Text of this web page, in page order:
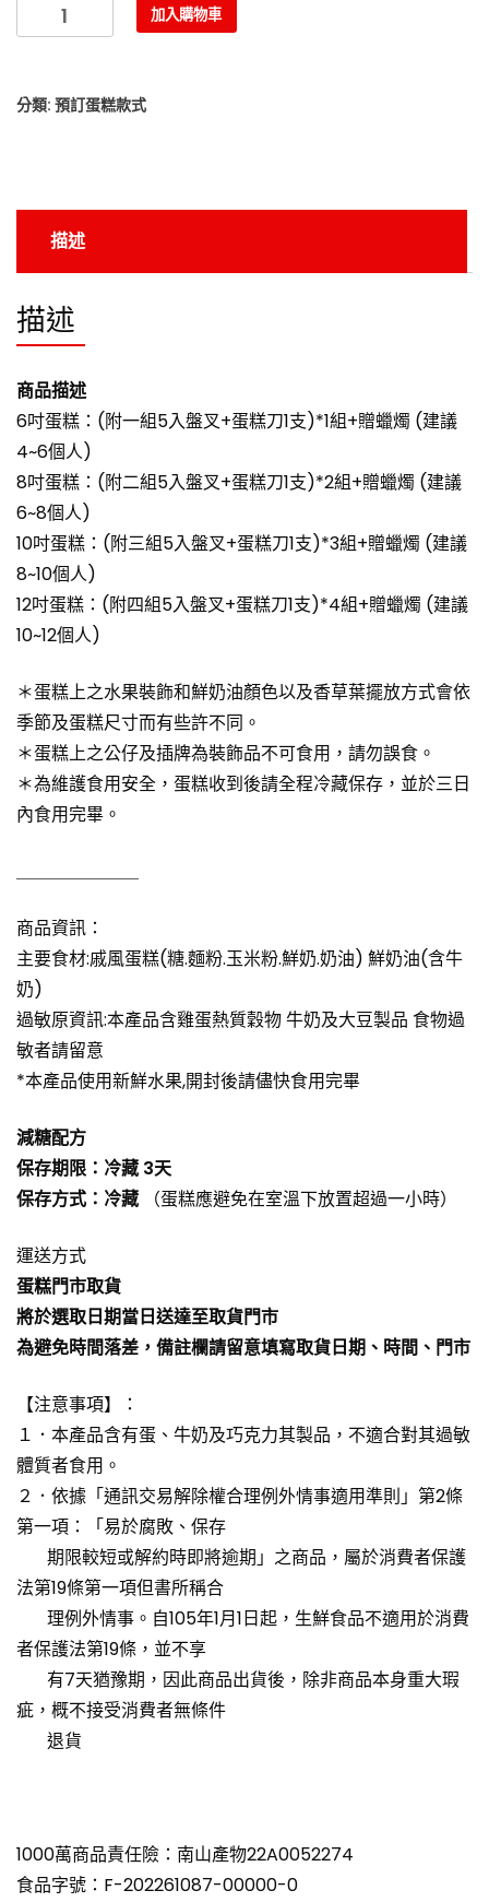
果
數
加入購物車
分類: 預訂蛋糕款式
描述
描述
商品描述
6吋蛋糕：(附一組5入盤叉+蛋糕刀1支)*1組+贈蠟燭 (建議
4~6個人)
8吋蛋糕：(附二組5入盤叉+蛋糕刀1支)*2組+贈蠟燭 (建議
6~8個人)
10吋蛋糕：(附三組5入盤叉+蛋糕刀1支)*3組+贈蠟燭 (建議
8~10個人)
12吋蛋糕：(附四組5入盤叉+蛋糕刀1支)*4組+贈蠟燭 (建議
10~12個人)
＊蛋糕上之水果裝飾和鮮奶油顏色以及香草葉擺放方式會依
季節及蛋糕尺寸而有些許不同。
＊蛋糕上之公仔及插牌為裝飾品不可食用，請勿誤食。
＊為維護食用安全，蛋糕收到後請全程冷藏保存，並於三日
內食用完畢。
商品資訊：
主要食材:戚風蛋糕(糖.麵粉.玉米粉.鮮奶.奶油) 鮮奶油(含牛
奶)
過敏原資訊:本產品含雞蛋熱質穀物 牛奶及大豆製品 食物過
敏者請留意
*本產品使用新鮮水果,開封後請儘快食用完畢
減糖配方
󠆹保存期限： 冷藏 3天
󠆹保存方式：冷藏 （蛋糕應避免在室溫下放置超過一小時）
運送方式
蛋糕門市取貨
將於選取日期當日送達至取貨門市
為避免時間落差，備註欄請留意填寫取貨日期、時間、門市
【注意事項】：
１．本產品含有蛋、牛奶及巧克力其製品，不適合對其過敏
體質者食用。
２．依據「通訊交易解除權合理例外情事適用準則」第2條
第一項：「易於腐敗、保存
期限較短或解約時即將逾期」之商品，屬於消費者保護
法第19條第一項但書所稱合
理例外情事。自105年1月1日起，生鮮食品不適用於消費
者保護法第19條，並不享
有7天猶豫期，因此商品出貨後，除非商品本身重大瑕
疵，概不接受消費者無條件
退貨
1000萬商品責任險：南山產物22A0052274
食品字號：F-202261087-00000-0